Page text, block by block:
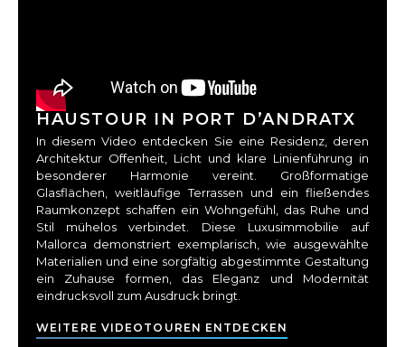
HAUSTOUR IN PORT D’ANDRATX
In diesem Video entdecken Sie eine Residenz, deren
Architektur Offenheit, Licht und klare Linienführung in
besonderer Harmonie vereint. Großformatige
Glasflächen, weitläufige Terrassen und ein fließendes
Raumkonzept schaffen ein Wohngefühl, das Ruhe und
Stil mühelos verbindet. Diese Luxusimmobilie auf
Mallorca demonstriert exemplarisch, wie ausgewählte
Materialien und eine sorgfältig abgestimmte Gestaltung
ein Zuhause formen, das Eleganz und Modernität
eindrucksvoll zum Ausdruck bringt.
WEITERE VIDEOTOUREN ENTDECKEN